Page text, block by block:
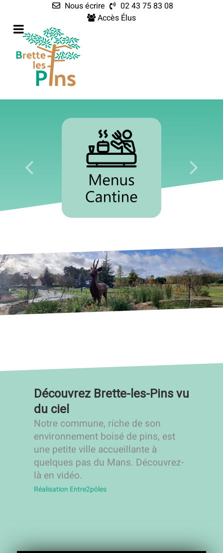
Nous écrire
02 43 75 83 08
Accès Élus
Découvrez Brette-les-Pins vu
du ciel
Notre commune, riche de son
environnement boisé de pins, est
une petite ville accueillante à
quelques pas du Mans. Découvrez-
là en vidéo.
Réalisation Entre2pôles